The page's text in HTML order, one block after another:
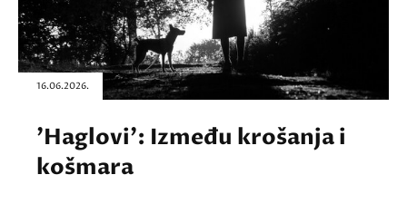
16.06.2026.
'Haglovi': Između krošanja i
košmara